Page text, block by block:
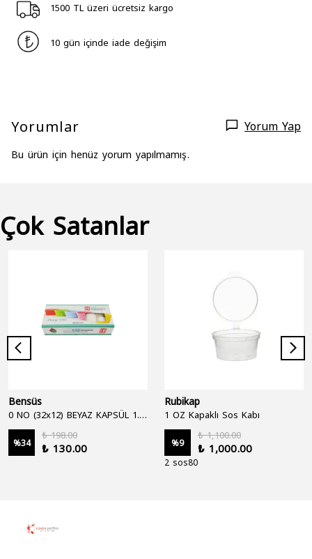
1500 TL üzeri ücretsiz kargo
10 gün içinde iade değişim
Yorumlar Yorum Yap
Bu ürün için henüz yorum yapılmamış.
Çok Satanlar
Bensüs
%34
₺ 198.00
₺ 130.00
Rubikap
1 OZ Kapaklı Sos Kabı
%9
₺ 1,100.00
₺ 1,000.00
2 sos80